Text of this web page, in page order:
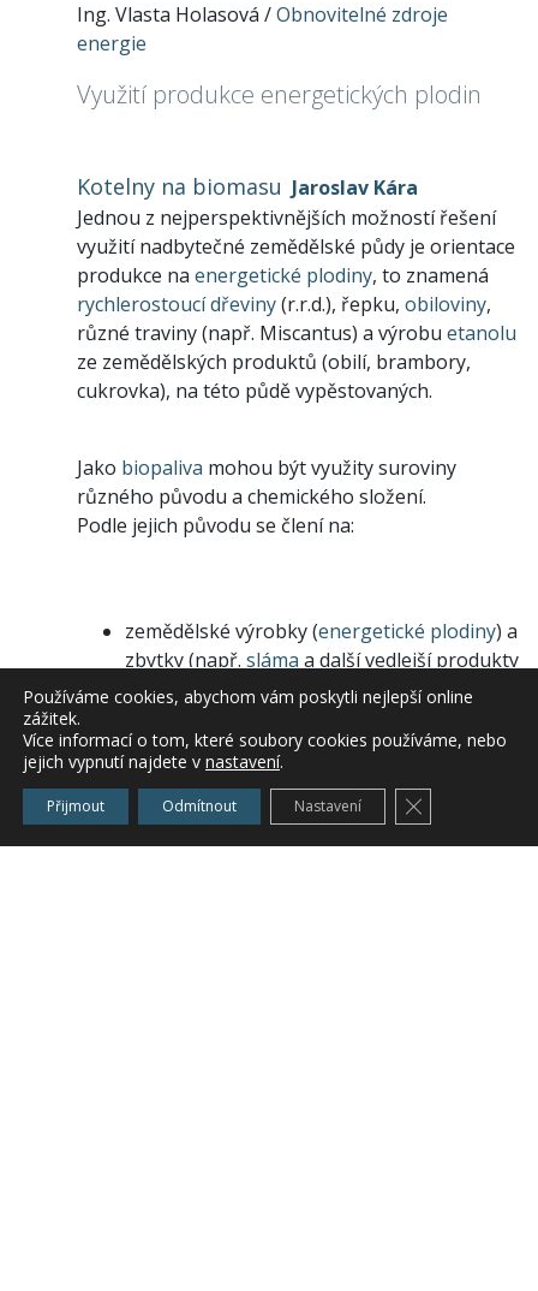
Ing. Vlasta Holasová /Obnovitelné zdroje
energie
Využití produkce energetických plodin
Kotelny na biomasu Jaroslav Kára
Jednou z nejperspektivnějších možností řešení
využití nadbytečné zemědělské půdy je orientace
produkce na energetické plodiny, to znamená
rychlerostoucí dřeviny(r.r.d.), řepku, obiloviny,
různé traviny (např. Miscantus) a výrobu etanolu
ze zemědělských produktů (obilí, brambory,
cukrovka), na této půdě vypěstovaných.
Jako biopaliva mohou být využity suroviny
různého původu a chemického složení.
Podle jejich původu se člení na:
zemědělské výrobky (energetické plodiny) a
zbytky (např. sláma a další vedlejší produkty
zemědělské a potravinářské výroby),
lesnické výrobky (dřevoz probírek) a
zbytky (větve a vršky stromů ponechané v
lese aodpady ze zpracování dřeva
kůra, odřezky, piliny atd.),
Používáme cookies, abychom vám poskytli nejlepší online
zážitek.
Více informací o tom, které soubory cookies používáme, nebo
jejich vypnutí najdete v nastavení.
Přijmout Odmítnout Nastavení Zavřít cookie